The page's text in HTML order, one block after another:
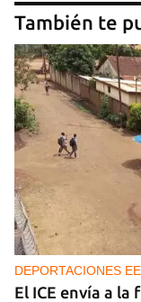
También te
DEPORTACIONES
El ICE envía a